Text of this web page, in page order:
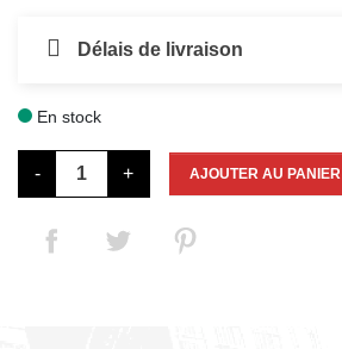
Délais de livraison
En stock
- + AJOUTER AU PANIER